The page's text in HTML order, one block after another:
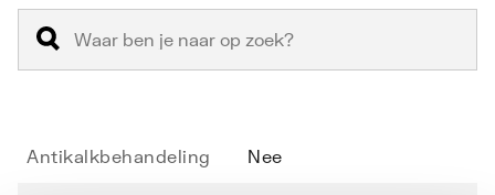
Antikalkbehandeling Nee